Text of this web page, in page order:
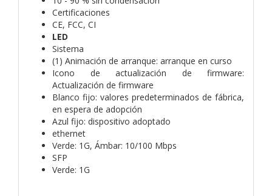
Certificaciones
CE, FCC, CI
LED
Sistema
(1) Animación de arranque: arranque en curso
Icono de actualización de firmware:
Actualización de firmware
Blanco fijo: valores predeterminados de fábrica,
en espera de adopción
Azul fijo: dispositivo adoptado
ethernet
Verde: 1G, Ámbar: 10/100 Mbps
SFP
Verde: 1G